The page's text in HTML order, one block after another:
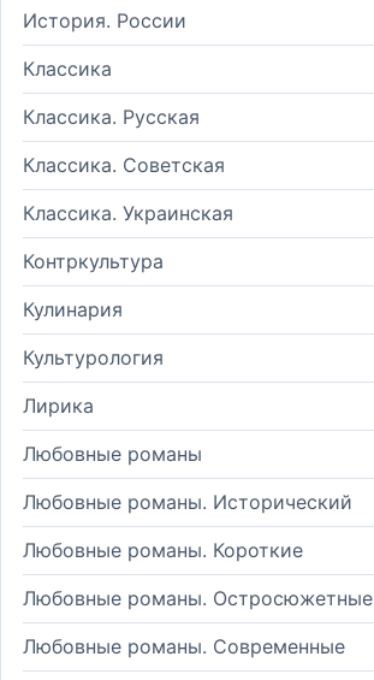
История. России
Классика
Классика. Русская
Классика. Советская
Классика. Украинская
Контркультура
Кулинария
Культурология
Лирика
Любовные романы
Любовные романы. Исторический
Любовные романы. Короткие
Любовные романы. Остросюжетные
Любовные романы. Современные